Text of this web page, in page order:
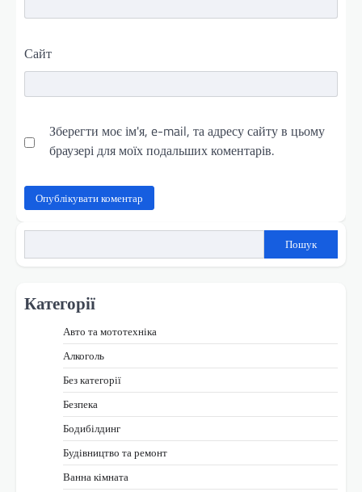
Сайт
Зберегти моє ім'я, e-mail, та адресу сайту в цьому
браузері для моїх подальших коментарів.
Пошук
Категорії
Авто та мототехніка
Алкоголь
Без категорії
Безпека
Бодибілдинг
Будівництво та ремонт
Ванна кімната